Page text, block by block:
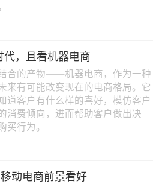
，且看机器电商
合的产物——机器电商，作为一种
来有可能改变现在的电商格局。它
道客户有什么样的喜好，模仿客户
消费倾向，进而帮助客户做出决
买行为。
动电商前景看好